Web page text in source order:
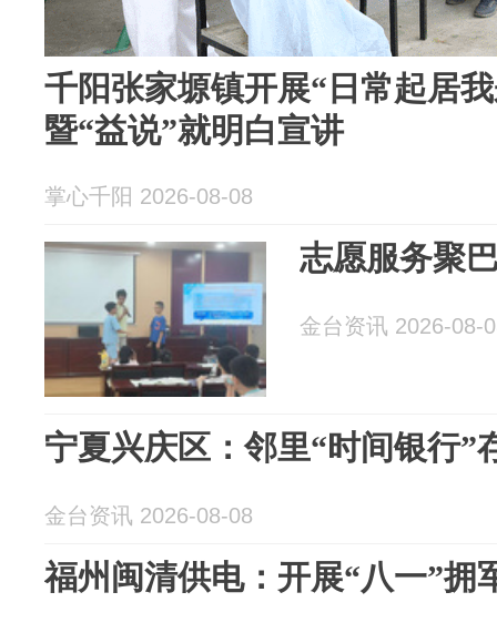
千阳张家塬镇开展“日常起居
暨“益说”就明白宣讲
掌心千阳 2026-08-08
志愿服务聚
金台资讯 2026-08-
宁夏兴庆区：邻里“时间银行”
金台资讯 2026-08-08
福州闽清供电：开展“八一”拥